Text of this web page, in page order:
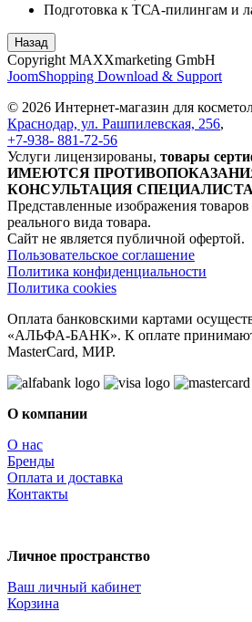
Подготовка к ТСА-пилингам и
Copyright MAXXmarketing GmbH
JoomShopping Download & Support
© 2026 Интернет-магазин для
Краснодар, ул. Рашпилевская, 256,
+7-938- 881-72-56
Услуги лицензированы, товары
ИМЕЮТСЯ
КОНСУЛЬТАЦИЯ
Представленные изображения товаров
реального вида товара.
Сайт не является публичной офертой.
Пользовательское соглашение
Политика конфиденциальности
Политика cookies
Оплата банковскими картами
«АЛЬФА-БАНК». К оплате
MasterCard, МИР.
О компании
О нас
Бренды
Оплата и доставка
Контакты
Личное пространство
Ваш личный кабинет
Корзина